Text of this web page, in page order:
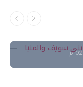
بني